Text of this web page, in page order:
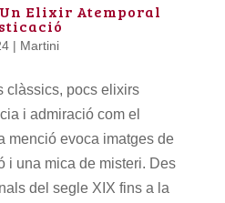
Elixir Atemporal
| Martini
clàssics, pocs elixirs
i admiració com el
menció evoca imatges de
i una mica de misteri. Des
del segle XIX fins a la